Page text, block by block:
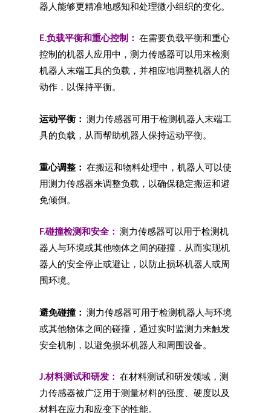
器人能够更精准地感知和处理微小组织的变化。
E.负载平衡和重心控制： 在需要负载平衡和重心
控制的机器人应用中，测力传感器可以用来检测
机器人末端工具的负载，并相应地调整机器人的
动作，以保持平衡。
运动平衡： 测力传感器可用于检测机器人末端工
具的负载，从而帮助机器人保持运动平衡。
重心调整： 在搬运和物料处理中，机器人可以使
用测力传感器来调整负载，以确保稳定搬运和避
免倾倒。
F.碰撞检测和安全： 测力传感器可以用于检测机
器人与环境或其他物体之间的碰撞，从而实现机
器人的安全停止或避让，以防止损坏机器人或周
围环境。
避免碰撞： 测力传感器可用于检测机器人与环境
或其他物体之间的碰撞，通过实时监测力来触发
安全机制，以避免损坏机器人和周围设备。
J.材料测试和研发： 在材料测试和研发领域，测
力传感器被广泛用于测量材料的强度、硬度以及
材料在应力和应变下的性能。